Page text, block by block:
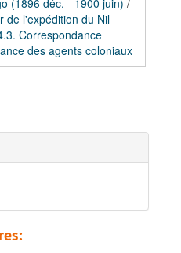
(1896 déc. - 1900 juin) /
de l'expédition du Nil
Correspondance
des agents coloniaux